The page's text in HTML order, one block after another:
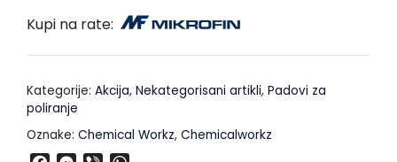
Kupi na rate:
Kategorije: Akcija, Nekategorisani artikli, Padovi za
poliranje
Oznake: Chemical Workz, Chemicalworkz